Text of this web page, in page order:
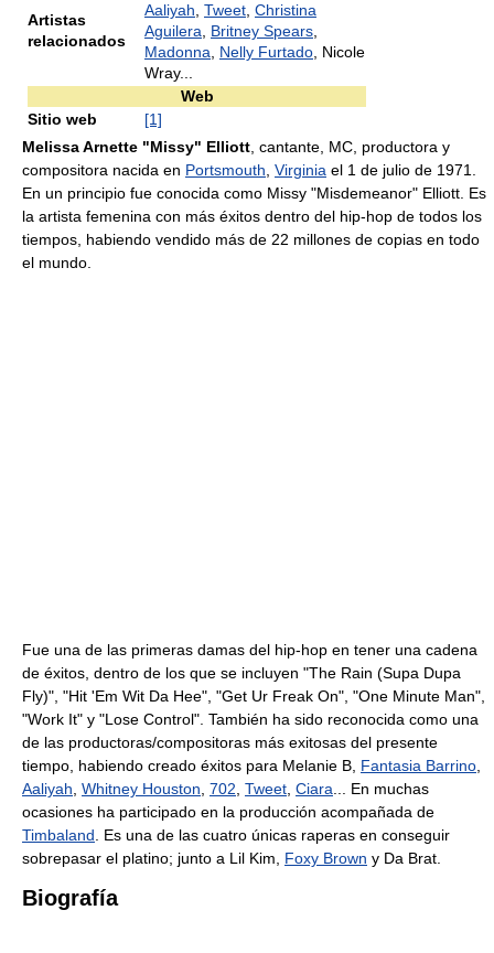
Artistas
relacionados
Aaliyah Tweet Christina
Aguilera
Britney Spears
Madonna
Nelly Furtado , Nicole
Wray...
Web
Sitio web
[1]
Melissa Arnette "Missy" Elliott , cantante, MC, productora y
compositora nacida en Portsmouth Virginia el 1 de julio de 1971.
En un principio fue conocida como Missy "Misdemeanor" Elliott. Es
la artista femenina con más éxitos dentro del hip-hop de todos los
tiempos, habiendo vendido más de 22 millones de copias en todo
el mundo.
Fue una de las primeras damas del hip-hop en tener una cadena
de éxitos, dentro de los que se incluyen "The Rain (Supa Dupa
Fly)", "Hit 'Em Wit Da Hee", "Get Ur Freak On", "One Minute Man",
"Work It" y "Lose Control". También ha sido reconocida como una
de las productoras/compositoras más exitosas del presente
tiempo, habiendo creado éxitos para Melanie B, Fantasia Barrino
Aaliyah Whitney Houston 702 Tweet Ciara ... En muchas
ocasiones ha participado en la producción acompañada de
Timbaland . Es una de las cuatro únicas raperas en conseguir
sobrepasar el platino; junto a Lil Kim, Foxy Brown y Da Brat.
Biografía